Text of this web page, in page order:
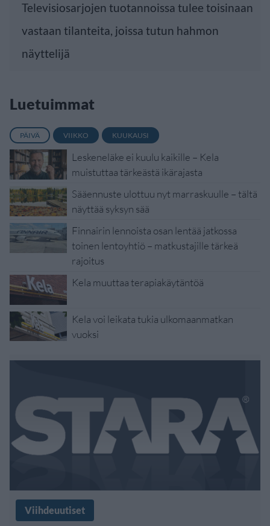
Televisiosarjojen tuotannoissa tulee toisinaan
vastaan tilanteita, joissa tutun hahmon
näyttelijä
Luetuimmat
PÄIVÄ VIIKKO KUUKAUSI
Leskeneläke ei kuulu kaikille – Kela
muistuttaa tärkeästä ikärajasta
Sääennuste ulottuu nyt marraskuulle – tältä
näyttää syksyn sää
Finnairin lennoista osan lentää jatkossa
toinen lentoyhtiö – matkustajille tärkeä
rajoitus
Kela muuttaa terapiakäytäntöä
Kela voi leikata tukia ulkomaanmatkan
vuoksi
Viihdeuutiset